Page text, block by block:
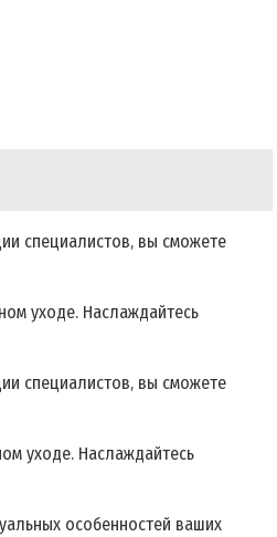
специалистов‚ вы сможете
уходе. Наслаждайтесь
специалистов‚ вы сможете
уходе. Наслаждайтесь
особенностей ваших